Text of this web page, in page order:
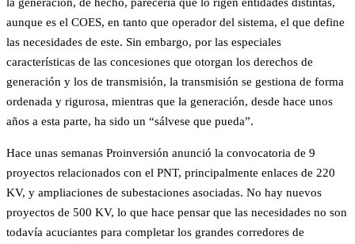
aunque es el COES, en tanto que operador del sistema, el que define
las necesidades de este. Sin embargo, por las especiales
características de las concesiones que otorgan los derechos de
generación y los de transmisión, la transmisión se gestiona de forma
ordenada y rigurosa, mientras que la generación, desde hace unos
años a esta parte, ha sido un “sálvese que pueda”.
Hace unas semanas Proinversión anunció la convocatoria de 9
proyectos relacionados con el PNT, principalmente enlaces de 220
KV, y ampliaciones de subestaciones asociadas. No hay nuevos
proyectos de 500 KV, lo que hace pensar que las necesidades no son
todavía acuciantes para completar los grandes corredores de